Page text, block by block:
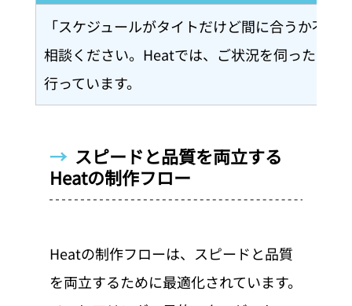
「スケジュールがタイトだけど間に合うか不
相談ください。Heatでは、ご状況を伺ったうえ
行っています。
→ スピードと品質を両立する
Heatの制作フロー
Heatの制作フローは、スピードと品質
を両立するために最適化されています。